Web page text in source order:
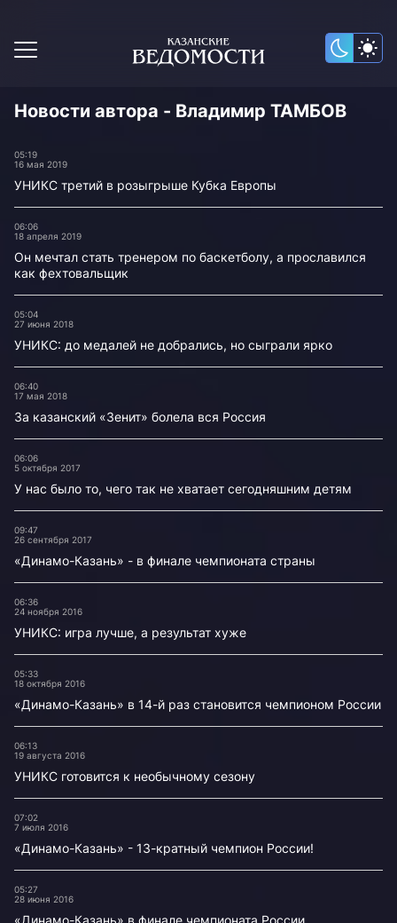
Новости автора - Владимир ТАМБОВ
05:19
16 мая 2019
УНИКС третий в розыгрыше Кубка Европы
06:06
18 апреля 2019
Он мечтал стать тренером по баскетболу, а прославился
как фехтовальщик
05:04
27 июня 2018
УНИКС: до медалей не добрались, но сыграли ярко
06:40
17 мая 2018
За казанский «Зенит» болела вся Россия
06:06
5 октября 2017
У нас было то, чего так не хватает сегодняшним детям
09:47
26 сентября 2017
«Динамо-Казань» - в финале чемпионата страны
06:36
24 ноября 2016
УНИКС: игра лучше, а результат хуже
05:33
18 октября 2016
«Динамо-Казань» в 14-й раз становится чемпионом России
06:13
19 августа 2016
УНИКС готовится к необычному сезону
07:02
7 июля 2016
«Динамо-Казань» - 13-кратный чемпион России!
05:27
28 июня 2016
«Динамо-Казань» в финале чемпионата России